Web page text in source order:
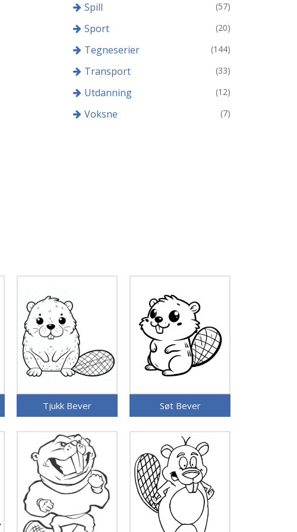
Spill (57)
Sport (20)
Tegneserier (144)
Transport (33)
Utdanning (12)
Voksne (7)
Tjukk Bever Søt Bever